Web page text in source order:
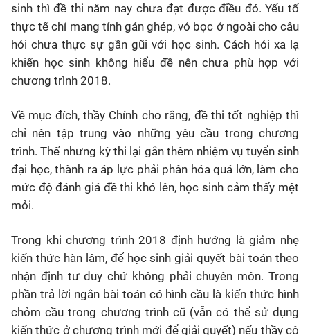
sinh thì đề thi năm nay chưa đạt được điều đó. Yếu tố
thực tế chỉ mang tính gán ghép, vỏ bọc ở ngoài cho câu
hỏi chưa thực sự gần gũi với học sinh. Cách hỏi xa lạ
khiến học sinh không hiểu đề nên chưa phù hợp với
chương trình 2018.
Về mục đích, thầy Chính cho rằng, đề thi tốt nghiệp thì
chỉ nên tập trung vào những yêu cầu trong chương
trình. Thế nhưng kỳ thi lại gắn thêm nhiệm vụ tuyển sinh
đại học, thành ra áp lực phải phân hóa quá lớn, làm cho
mức độ đánh giá đề thi khó lên, học sinh cảm thấy mệt
mỏi.
Trong khi chương trình 2018 định hướng là giảm nhẹ
kiến thức hàn lâm, để học sinh giải quyết bài toán theo
nhận định tư duy chứ không phải chuyên môn. Trong
phần trả lời ngắn bài toán có hình cầu là kiến thức hình
chỏm cầu trong chương trình cũ (vẫn có thể sử dụng
kiến thức ở chương trình mới để giải quyết) nếu thầy cô